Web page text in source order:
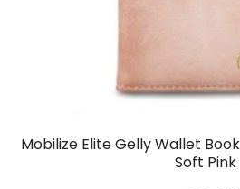
Mobilize Elite Gelly Wallet
Soft Pink